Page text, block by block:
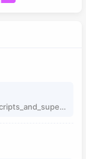
找到
8092801